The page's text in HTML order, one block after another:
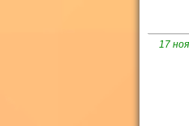
17